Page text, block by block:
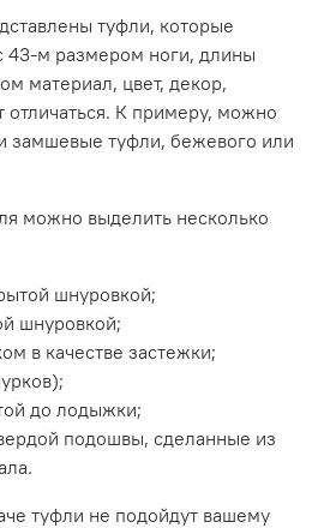
туфли, которые
43-м размером ноги, длины
материал, цвет, декор,
отличаться. К примеру, можно
замшевые туфли, бежевого или
можно выделить несколько
шнуровкой;
шнуровкой;
в качестве застежки;
до лодыжки;
подошвы, сделанные из
туфли не подойдут вашему